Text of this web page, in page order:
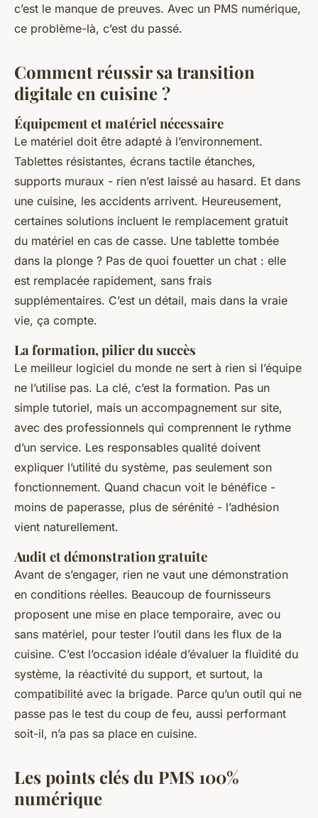
c’est le manque de preuves. Avec un PMS numérique,
ce problème-là, c’est du passé.
Comment réussir sa transition
digitale en cuisine ?
Équipement et matériel nécessaire
Le matériel doit être adapté à l’environnement.
Tablettes résistantes, écrans tactile étanches,
supports muraux - rien n’est laissé au hasard. Et dans
une cuisine, les accidents arrivent. Heureusement,
certaines solutions incluent le remplacement gratuit
du matériel en cas de casse. Une tablette tombée
dans la plonge ? Pas de quoi fouetter un chat : elle
est remplacée rapidement, sans frais
supplémentaires. C’est un détail, mais dans la vraie
vie, ça compte.
La formation, pilier du succès
Le meilleur logiciel du monde ne sert à rien si l’équipe
ne l’utilise pas. La clé, c’est la formation. Pas un
simple tutoriel, mais un accompagnement sur site,
avec des professionnels qui comprennent le rythme
d’un service. Les responsables qualité doivent
expliquer l’utilité du système, pas seulement son
fonctionnement. Quand chacun voit le bénéfice -
moins de paperasse, plus de sérénité - l’adhésion
vient naturellement.
Audit et démonstration gratuite
Avant de s’engager, rien ne vaut une démonstration
en conditions réelles. Beaucoup de fournisseurs
proposent une mise en place temporaire, avec ou
sans matériel, pour tester l’outil dans les flux de la
cuisine. C’est l’occasion idéale d’évaluer la fluidité du
système, la réactivité du support, et surtout, la
compatibilité avec la brigade. Parce qu’un outil qui ne
passe pas le test du coup de feu, aussi performant
soit-il, n’a pas sa place en cuisine.
Les points clés du PMS 100%
numérique